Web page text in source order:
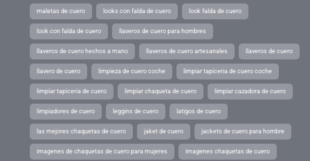
maletas de cuero looks con falda de cuero look falda de cuero
look con falda de cuero llaveros de cuero para hombres
llaveros de cuero hechos a mano llaveros de cuero artesanales llaveros de cuero
llavero de cuero limpieza de cuero coche limpiar tapiceria de cuero coche
limpiar tapiceria de cuero limpiar chaqueta de cuero limpiar cazadora de cuero
limpiadores de cuero leggins de cuero latigos de cuero
las mejores chaquetas de cuero jaket de cuero jackets de cuero para hombre
imagenes de chaquetas de cuero para mujeres imagenes chaquetas de cuero